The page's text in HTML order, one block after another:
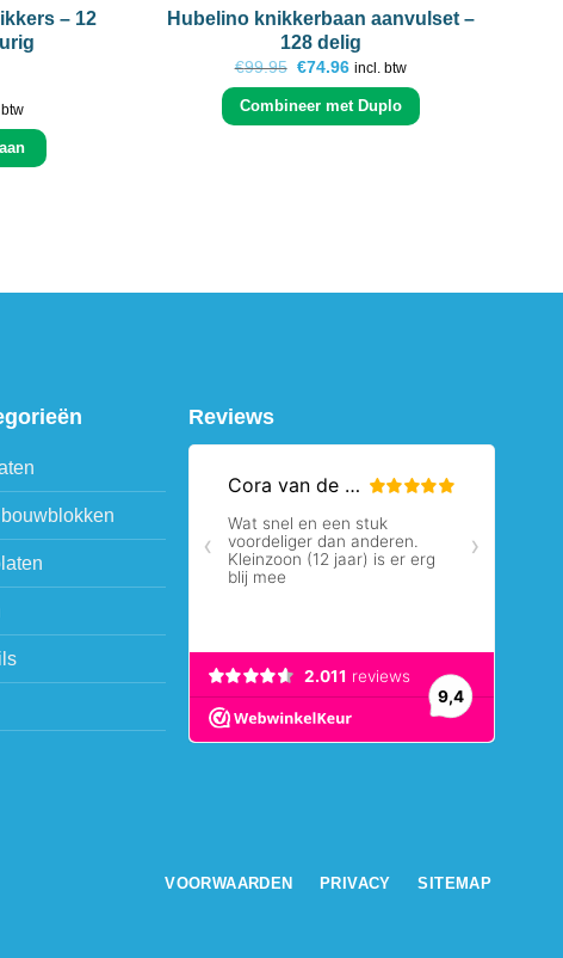
– 12
Hubelino knikkerbaan aanvulset –
128 delig
€99.95 Oorspronkelijke
prijs
was:
€99.95.
€74.96Huidige
prijs
is:
€74.96.
incl. btw
Combineer met Duplo
Reviews
VOORWAARDEN PRIVACY SITEMAP